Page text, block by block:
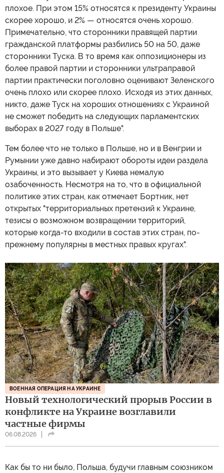
плохое. При этом 15% относятся к президенту Украины
скорее хорошо, и 2% — относятся очень хорошо.
Примечательно, что сторонники правящей партии
гражданской платформы разбились 50 на 50, даже
сторонники Туска. В то время как оппозиционеры из
более правой партии и сторонники ультраправой
партии практически поголовно оценивают Зеленского
очень плохо или скорее плохо. Исходя из этих данных,
никто, даже Туск на хороших отношениях с Украиной
не сможет победить на следующих парламентских
выборах в 2027 году в Польше".
Тем более что не только в Польше, но и в Венгрии и
Румынии уже давно набирают обороты идеи раздела
Украины, и это вызывает у Киева немалую
озабоченность. Несмотря на то, что в официальной
политике этих стран, как отмечает Бортник, нет
открытых "территориальных претензий к Украине,
тезисы о возможном возвращении территорий,
которые когда-то входили в состав этих стран, по-
прежнему популярны в местных правых кругах".
ВОЕННАЯ ОПЕРАЦИЯ НА УКРАИНЕ
Новый технологический прорыв России в
конфликте на Украине возглавили
частные фирмы
06.08.2026
Как бы то ни было, Польша, будучи главным союзником